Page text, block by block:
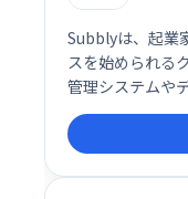
Subblyは、起業
スを始められる
管理システムや
スムーズなビジ
定は不要で、直
ネスを構築でき